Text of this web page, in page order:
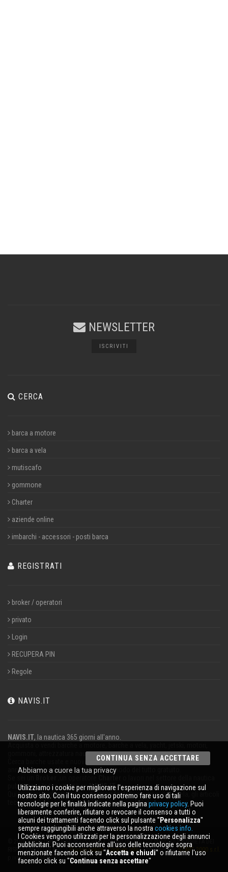
NEWSLETTER
ISCRIVITI
CERCA
barca a motore
barca a vela
mutiscafo
gommone
Charter
aziende online
imbarchi - accessori - posti barca
REGISTRATI
broker / operatori
privato
Login
RECUPERA PIN
Regole
NAVIS.IT
NAVIS.IT, la nautica 365 giorni all'anno.
gommoni, attrezzatura nautica.
Cerca barche usate e nuove nel nostro database oppure pubblica un
annuncio per vendere la tua barca in modo del tutto gratuito.
pubblicizza la tua attività suNAVIS.IT
Qui troverai le ultime notizie dal mondo della nautica, della vela, gli articoli
tecnici; resta aggiornato con la nostra newsletter.
© 2026 NAVIS.IT® LOGHI REGISTRATI E SEGNI DISTINTIVI SONO DI PROPRIETÀ DEI
RISPETTIVI TITOLARI. |Privacy policy|Cookies info| powered by:START 2000 s.r.l.
p.iva IT-02134430301
CONTINUA SENZA ACCETTARE
Abbiamo a cuore la tua privacy
Utilizziamo i cookie per migliorare l'esperienza di navigazione sul
nostro sito. Con il tuo consenso potremo fare uso di tali
tecnologie per le finalità indicate nella pagina privacy policy. Puoi
liberamente conferire, rifiutare o revocare il consenso a tutti o
alcuni dei trattamenti facendo click sul pulsante '' Personalizza''
sempre raggiungibili anche attraverso la nostra cookies info.
I Cookies vengono utilizzati per la personalizzazione degli annunci
pubblicitari. Puoi acconsentire all'uso delle tecnologie sopra
menzionate facendo click su ''Accetta e chiudi'' o rifiutarne l'uso
facendo click su ''Continua senza accettare''